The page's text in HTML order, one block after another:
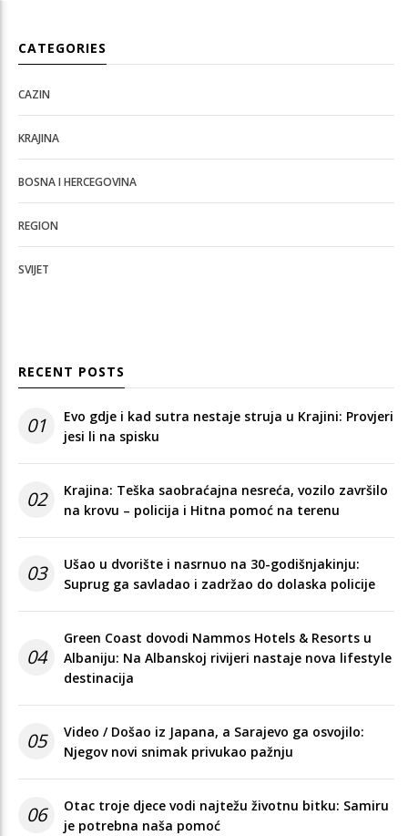
CATEGORIES
CAZIN
KRAJINA
BOSNA I HERCEGOVINA
REGION
SVIJET
RECENT POSTS
01
Evo gdje i kad sutra nestaje struja u Krajini: Provjeri
jesi li na spisku
02
Krajina: Teška saobraćajna nesreća, vozilo završilo
na krovu – policija i Hitna pomoć na terenu
03
Ušao u dvorište i nasrnuo na 30-godišnjakinju:
Suprug ga savladao i zadržao do dolaska policije
04
Green Coast dovodi Nammos Hotels & Resorts u
Albaniju: Na Albanskoj rivijeri nastaje nova lifestyle
destinacija
05
Video / Došao iz Japana, a Sarajevo ga osvojilo:
Njegov novi snimak privukao pažnju
06
Otac troje djece vodi najtežu životnu bitku: Samiru
je potrebna naša pomoć